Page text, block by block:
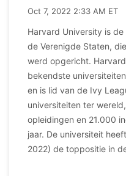
Oct 7, 2022 2:33 AM ET
Harvard University is
de Verenigde Staten,
werd opgericht.
bekendste
en is lid van de Ivy
universiteiten ter
opleidingen en 21.000
jaar. De universiteit
2022) de toppositie in